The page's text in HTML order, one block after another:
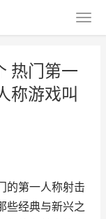
热门第一
称游戏叫
的第一人称射击
些经典与新兴之